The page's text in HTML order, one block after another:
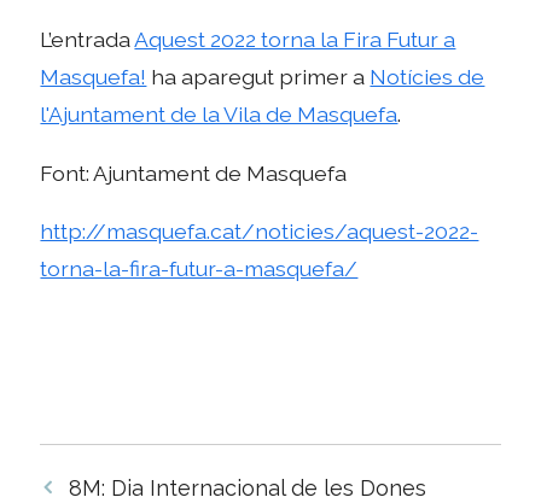
L’entradaAquest 2022 torna la Fira Futur a
Masquefa! ha aparegut primer a Notícies de
l'Ajuntament de la Vila de Masquefa.
Font: Ajuntament de Masquefa
http://masquefa.cat/noticies/aquest-2022-
torna-la-fira-futur-a-masquefa/
Navegació
8M: Dia Internacional de les Dones